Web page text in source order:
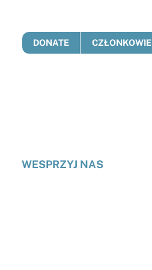
DONATE CZŁONKOWIE
stronieWESPRZYJ NAS